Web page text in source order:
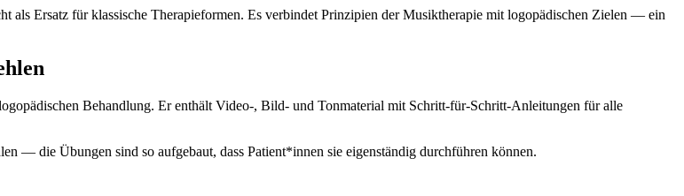
als Ersatz für klassische Therapieformen. Es verbindet Prinzipien der Musiktherapie mit logopädischen Zielen — ein
Behandlung. Er enthält Video-, Bild- und Tonmaterial mit Schritt-für-Schritt-Anleitungen für alle
— die Übungen sind so aufgebaut, dass Patient*innen sie eigenständig durchführen können.